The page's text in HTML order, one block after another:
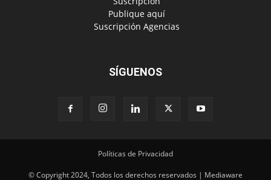
‎ Publique aquí
‎ Suscripción Agencias
SÍGUENOS
Políticas de Privacidad
© Copyright 2024, Todos los derechos reservados | Mediaware